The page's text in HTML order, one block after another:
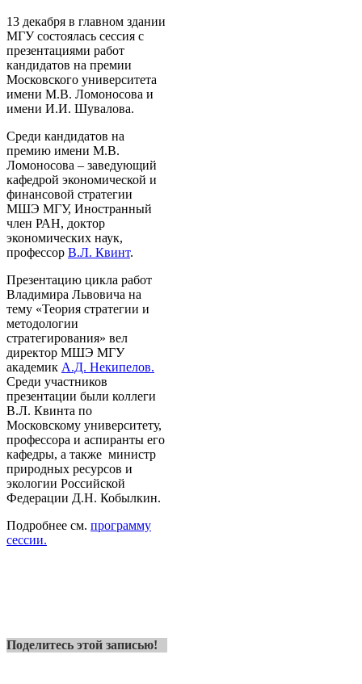
13 декабря в главном здании
МГУ состоялась сессия с
презентациями работ
кандидатов на премии
Московского университета
имени М.В. Ломоносова и
имени И.И. Шувалова.
Среди кандидатов на
премию имени М.В.
Ломоносова – заведующий
кафедрой экономической и
финансовой стратегии
МШЭ МГУ, Иностранный
член РАН, доктор
экономических наук,
профессор В.Л. Квинт.
Презентацию цикла работ
Владимира Львовича на
тему «Теория стратегии и
методологии
стратегирования» вел
директор МШЭ МГУ
академик А.Д. Некипелов.
Среди участников
презентации были коллеги
В.Л. Квинта по
Московскому университету,
профессора и аспиранты его
кафедры, а также министр
природных ресурсов и
экологии Российской
Федерации Д.Н. Кобылкин.
Подробнее см. программу
сессии.
Поделитесь этой записью!